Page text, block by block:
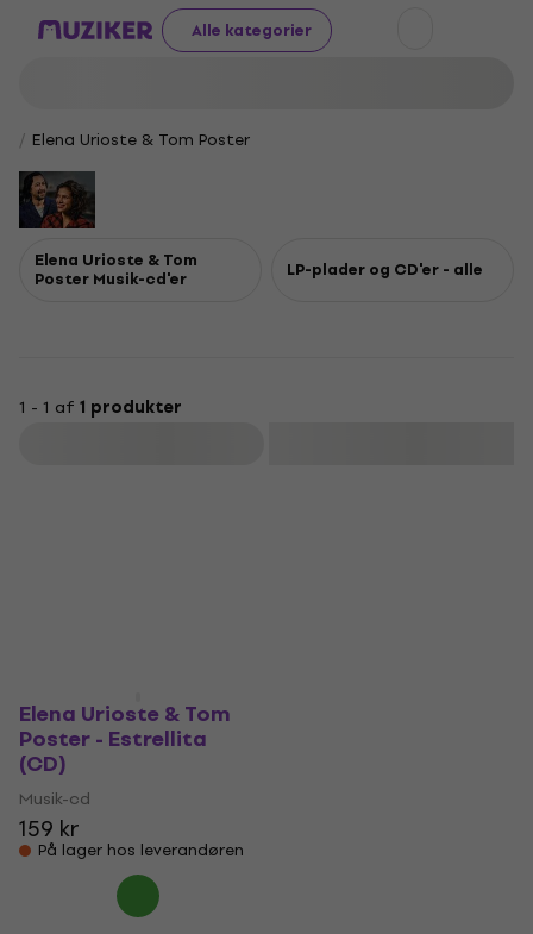
Alle kategorier
Elena Urioste & Tom Poster
Elena Urioste & Tom
Poster Musik-cd'er LP-plader og CD'er - alle
1 - 1 af 1 produkter
Elena Urioste & Tom
Poster - Estrellita
(CD)
Musik-cd
159 kr
På lager hos leverandøren